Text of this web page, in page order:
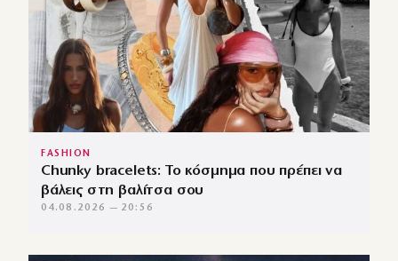
FASHION
Chunky bracelets: Το κόσμημα που πρέπει να
βάλεις στη βαλίτσα σου
04.08.2026 — 20:56